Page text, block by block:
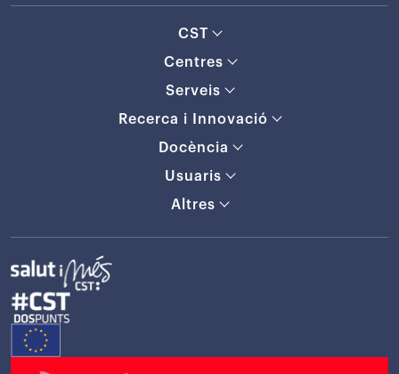
CST
Centres
Serveis
Recerca i Innovació
Docència
Usuaris
Altres